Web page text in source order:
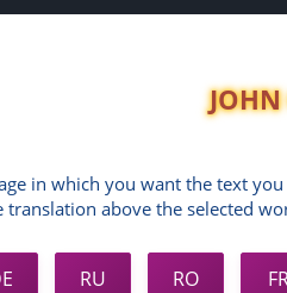
JOHN
in which you want the text
translation above the selected
RU RO